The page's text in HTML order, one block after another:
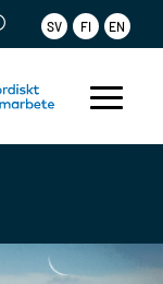
SV FI EN